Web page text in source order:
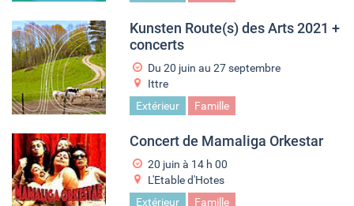
Kunsten Route(s) des Arts 2021 +
concerts
Du 20 juin au 27 septembre
Ittre
Extérieur
Famille
Concert de Mamaliga Orkestar
20 juin à 14 h 00
L'Etable d'Hotes
Extérieur
Famille